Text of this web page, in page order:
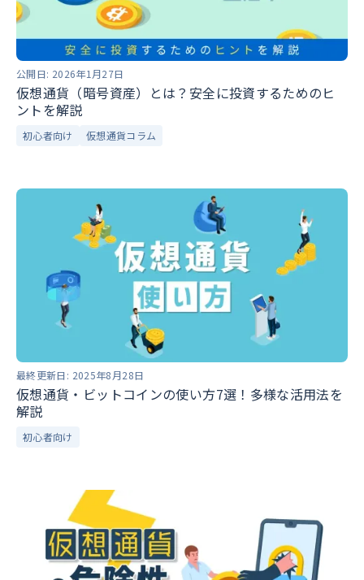
公開日: 2026年1月27日
仮想通貨（暗号資産）とは？安全に投資するためのヒ
ントを解説
初心者向け 仮想通貨コラム
最終更新日: 2025年8月28日
仮想通貨・ビットコインの使い方7選！多様な活用法を
解説
初心者向け